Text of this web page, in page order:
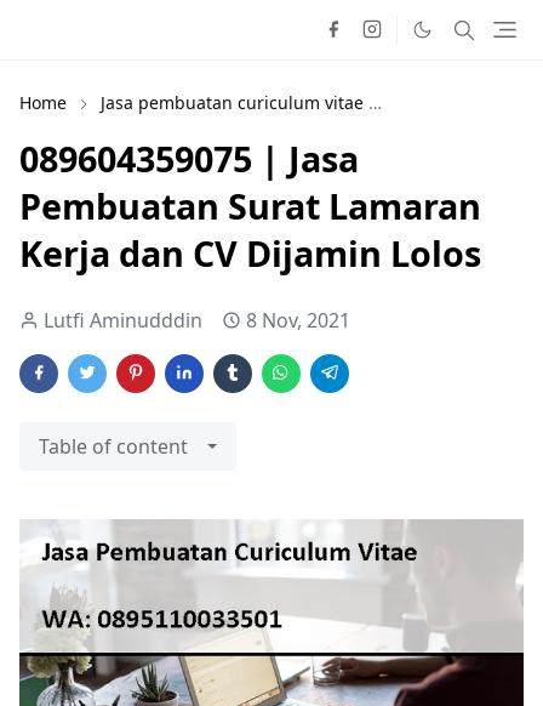
Home Jasa pembuatan curiculum vitae
089604359075 | Jasa
Pembuatan Surat Lamaran
Kerja dan CV Dijamin Lolos
Lutfi Aminudddin 8 Nov, 2021
Table of content